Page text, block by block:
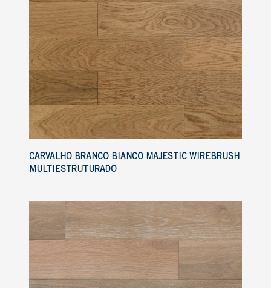
CARVALHO BRANCO BIANCO MAJESTIC WIREBRUSH
MULTIESTRUTURADO